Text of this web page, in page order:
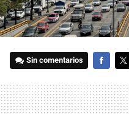
Sin comentarios